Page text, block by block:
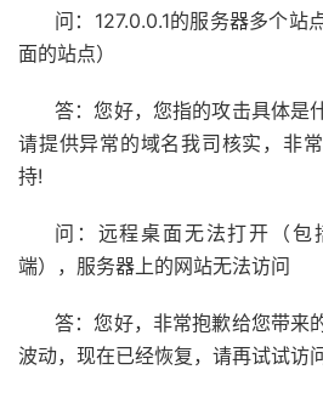
问：127.0.0.1的服务器多个站
面的站点）
答：您好，您指的攻击具体是
请提供异常的域名我司核实，非
持!
问：远程桌面无法打开（包
端），服务器上的网站无法访问
答：您好，非常抱歉给您带来
波动，现在已经恢复，请再试试访